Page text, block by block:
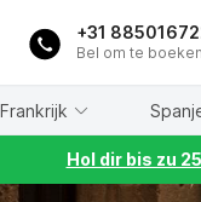
+31
Bel om te boeken
Frankrijk
Hol dir bis zu